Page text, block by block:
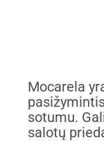
Mocarela
sotumu.
salotų